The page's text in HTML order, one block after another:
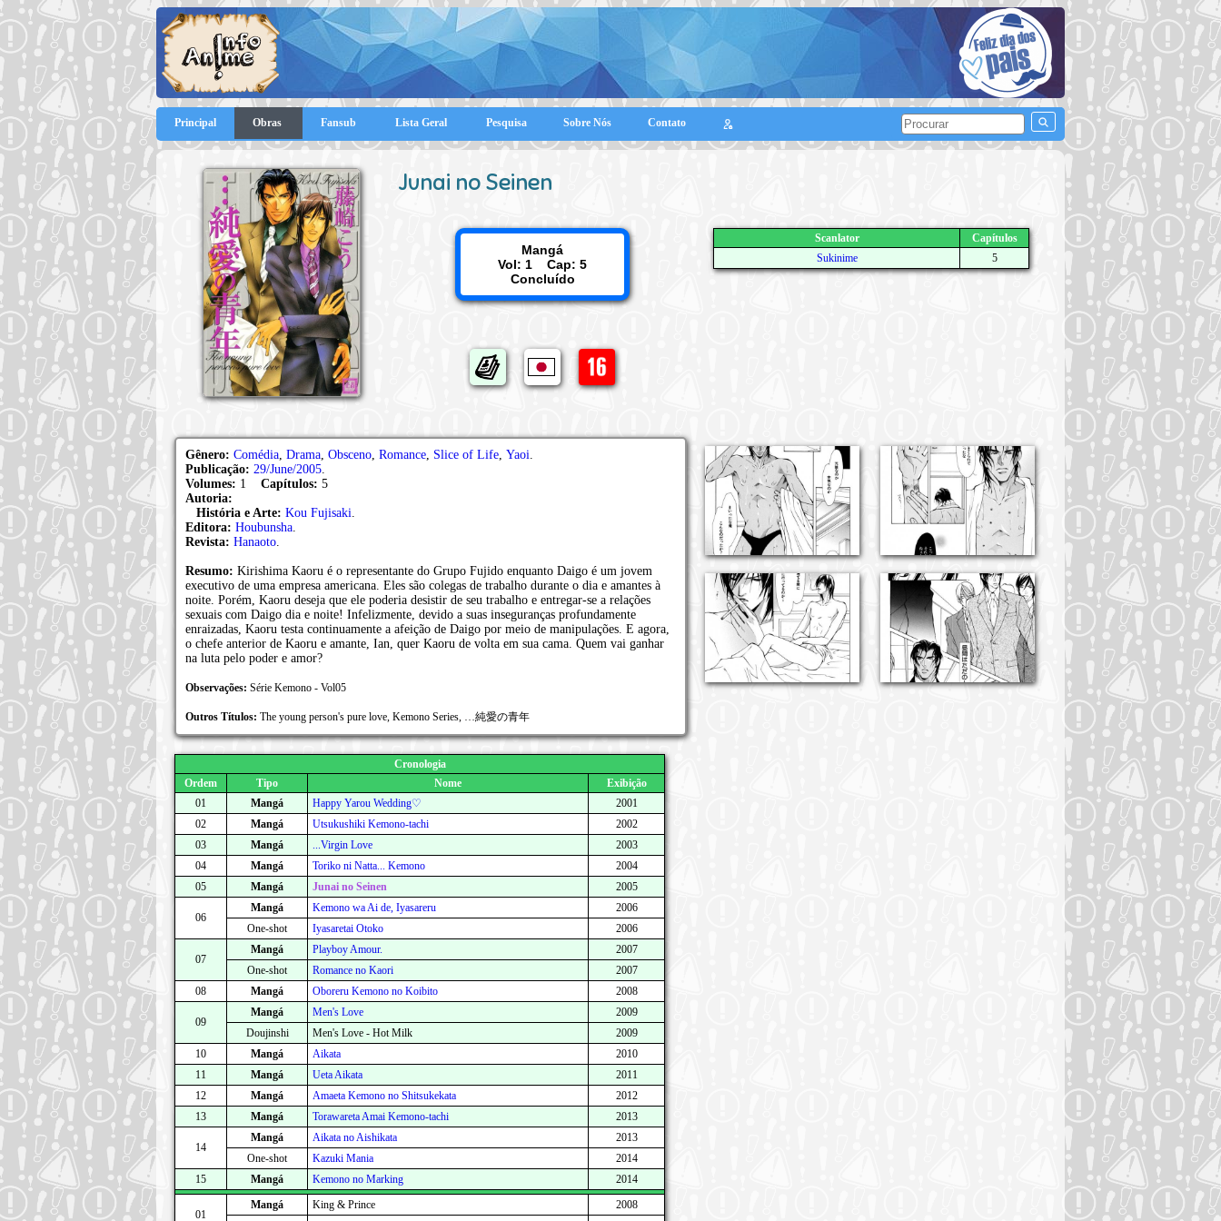
Principal Obras Fansub Lista Geral Pesquisa Sobre Nós Contato
Junai no Seinen
Mangá
Vol: 1 Cap: 5
Concluído
Scanlator
Capítulos
Sukinime
5
Gênero: Comédia, Drama, Obsceno, Romance, Slice of Life, Yaoi.
Publicação: 29/June/2005.
Volumes: 1 Capítulos: 5
Autoria:
História e Arte: Kou Fujisaki.
Editora: Houbunsha.
Revista: Hanaoto.
Resumo: Kirishima Kaoru é o representante do Grupo Fujido enquanto Daigo é um jovem
executivo de uma empresa americana. Eles são colegas de trabalho durante o dia e amantes à
noite. Porém, Kaoru deseja que ele poderia desistir de seu trabalho e entregar-se a relações
sexuais com Daigo dia e noite! Infelizmente, devido a suas inseguranças profundamente
enraizadas, Kaoru testa continuamente a afeição de Daigo por meio de manipulações. E agora,
o chefe anterior de Kaoru e amante, Ian, quer Kaoru de volta em sua cama. Quem vai ganhar
na luta pelo poder e amor?
Observações: Série Kemono - Vol05
Outros Títulos: The young person's pure love, Kemono Series, …純愛の青年
Cronologia
Ordem
Tipo Nome
Exibição
01
Mangá Happy Yarou Wedding♡
2001
02
Mangá Utsukushiki Kemono-tachi
2002
03
Mangá ...Virgin Love
2003
04
Mangá Toriko ni Natta... Kemono
2004
05
Mangá Junai no Seinen 2005
06
Mangá Kemono wa Ai de, Iyasareru
2006
One-shot
Iyasaretai Otoko 2006
07
Mangá Playboy Amour.
2007
One-shot
Romance no Kaori
2007
08
Mangá Oboreru Kemono no Koibito 2008
09
Mangá Men's Love
2009
Doujinshi
Men's Love - Hot Milk
2009
10
Mangá Aikata
2010
11
Mangá Ueta Aikata
2011
12
Mangá Amaeta Kemono no Shitsukekata
2012
13
Mangá Torawareta Amai Kemono-tachi 2013
14
Mangá Aikata no Aishikata
2013
One-shot
Kazuki Mania
2014
15
Mangá Kemono no Marking 2014
01
Mangá King & Prince
2008